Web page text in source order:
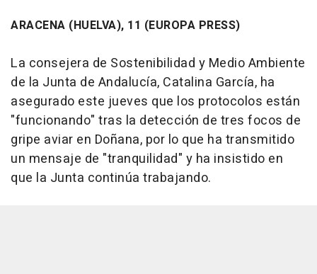
ARACENA (HUELVA), 11 (EUROPA PRESS)
La consejera de Sostenibilidad y Medio Ambiente
de la Junta de Andalucía, Catalina García, ha
asegurado este jueves que los protocolos están
"funcionando" tras la detección de tres focos de
gripe aviar en Doñana, por lo que ha transmitido
un mensaje de "tranquilidad" y ha insistido en
que la Junta continúa trabajando.